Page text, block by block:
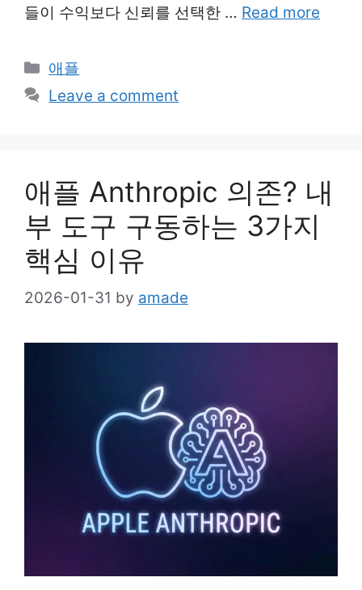
들이 수익보다 신뢰를 선택한 … Read more
Categories
애플
Leave a comment
애플 Anthropic 의존? 내
부 도구 구동하는 3가지
핵심 이유
2026-01-31 by amade